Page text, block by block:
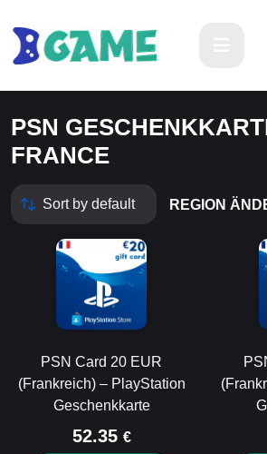
PSN
FRANCE
REGION
PSN Card 20 EUR
(Frankreich) – PlayStation
Geschenkkarte
52.35 €